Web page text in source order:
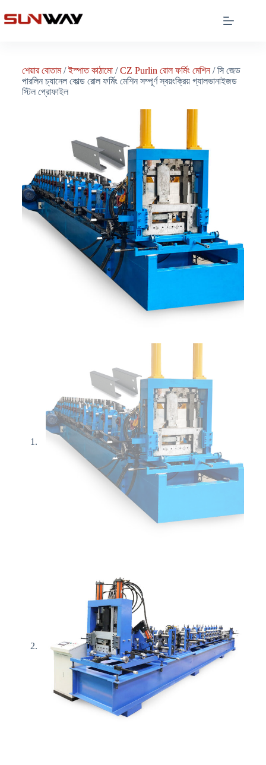
শেয়ার বোতাম/ইস্পাত কাঠামো/CZ Purlin রোল ফর্মিং মেশিন/ সি জেড
পারলিন চ্যানেল কোল্ড রোল ফর্মিং মেশিন সম্পূর্ণ স্বয়ংক্রিয় গ্যালভানাইজড
স্টিল প্রোফাইল